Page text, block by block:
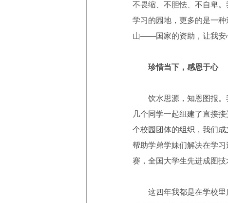
不畏缩、不胆怯、不自卑
学习的园地，更多的是一
山——国家的资助，让我安
珍惜当下，感恩于心
饮水思源，知恩图报。
几个同学一起组建了直接
个校园团体的组织，我们
帮助学弟学妹们解决在学
赛，全国大学生先进成图
这四年我都是在学校里